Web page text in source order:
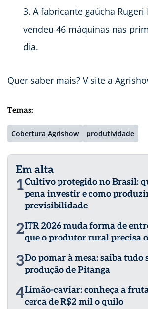
A fabricante gaúcha Rugeri
vendeu 46 máquinas nas
dia.
Quer saber mais? Visite a
Temas:
Cobertura Agrishow produtividade
Em alta
1Cultivo protegido no Brasil:
pena investir e como
previsibilidade
2ITR 2026 muda forma de
que o produtor rural precisa
3Do pomar à mesa: saiba tudo
produção de Pitanga
4Limão-caviar: conheça a
cerca de R$2 mil o quilo